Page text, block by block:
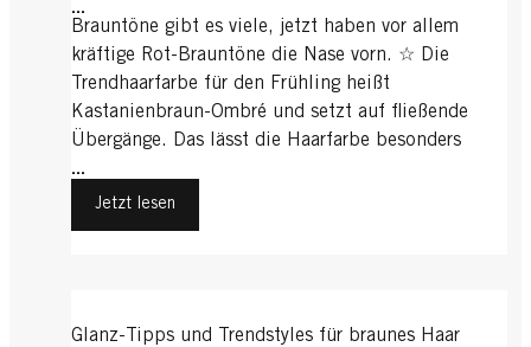
...
Brauntöne gibt es viele, jetzt haben vor allem
kräftige Rot-Brauntöne die Nase vorn. ☆ Die
Trendhaarfarbe für den Frühling heißt
Kastanienbraun-Ombré und setzt auf fließende
Übergänge. Das lässt die Haarfarbe besonders
natürlich und wunderbar elegant wirken.
...
Jetzt lesen
Glanz-Tipps und Trendstyles für braunes Haar